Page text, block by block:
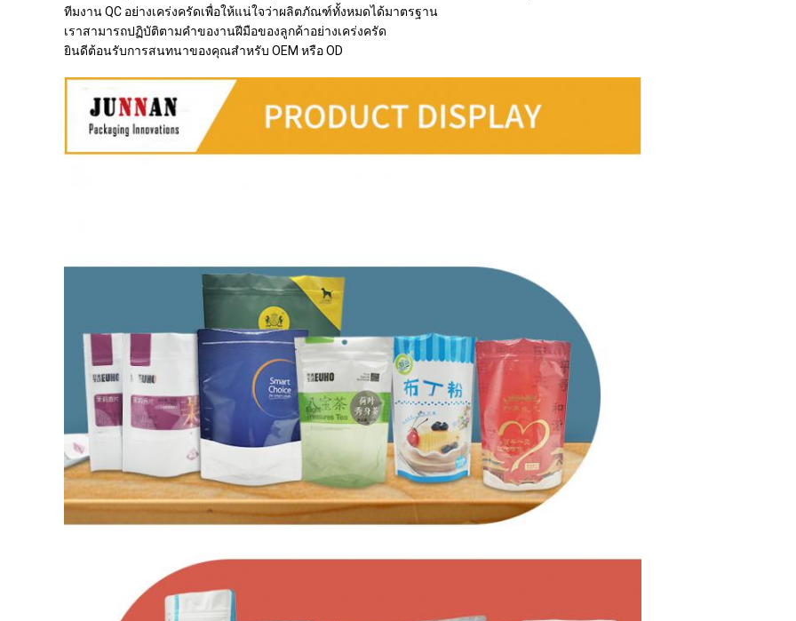
ทีมงาน QC อย่างเคร่งครัดเพื่อให้แน่ใจว่าผลิตภัณฑ์ทั้งหมดได้มาตรฐาน
เราสามารถปฏิบัติตามคำของานฝีมือของลูกค้าอย่างเคร่งครัด
ยินดีต้อนรับการสนทนาของคุณสำหรับ OEM หรือ OD